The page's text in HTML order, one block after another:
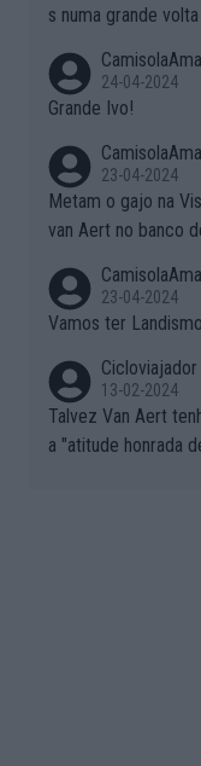
da!
s numa grande volta
24-04-2024
Grande Ivo!
23-04-2024
Metam o gajo na
van Aert no banco
23-04-2024
Vamos ter
Cicloviajador
13-02-2024
Talvez Van Aert
a "atitude honrada